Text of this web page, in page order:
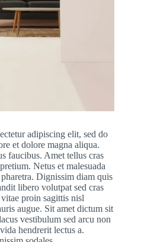
adipiscing elit, sed do
et dolore magna aliqua.
faucibus. Amet tellus cras
Netus et malesuada
pharetra. Dignissim diam quis
libero volutpat sed cras
proin sagittis nisl
augue. Sit amet dictum sit
vestibulum sed arcu non
hendrerit lectus a.